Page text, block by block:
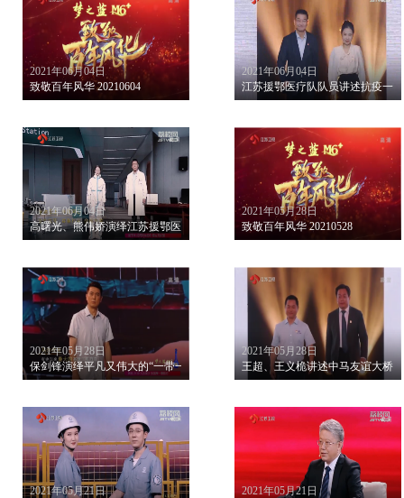
2021年06月04日
致敬百年风华 20210604
2021年06月04日
江苏援鄂医疗队队员讲述抗疫一
2021年06月04日
高曙光、熊伟娇演绎江苏援鄂医疗队的抗疫精神
2021年05月28日
致敬百年风华 20210528
2021年05月28日
保剑锋演绎平凡又伟大的“一带一路”建设者
2021年05月28日
王超、王义桅讲述中马友谊大桥
2021年05月21日
2021年05月21日